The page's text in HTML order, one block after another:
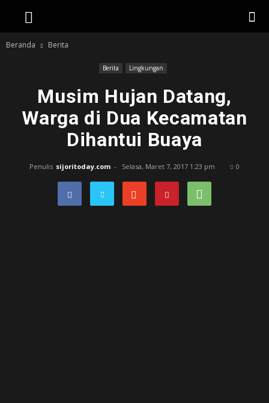
Beranda Berita
Berita Lingkungan
Musim Hujan Datang,
Warga di Dua Kecamatan
Dihantui Buaya
Penulis sijoritoday.com - Selasa, Maret 7, 2017 1:23 pm 0